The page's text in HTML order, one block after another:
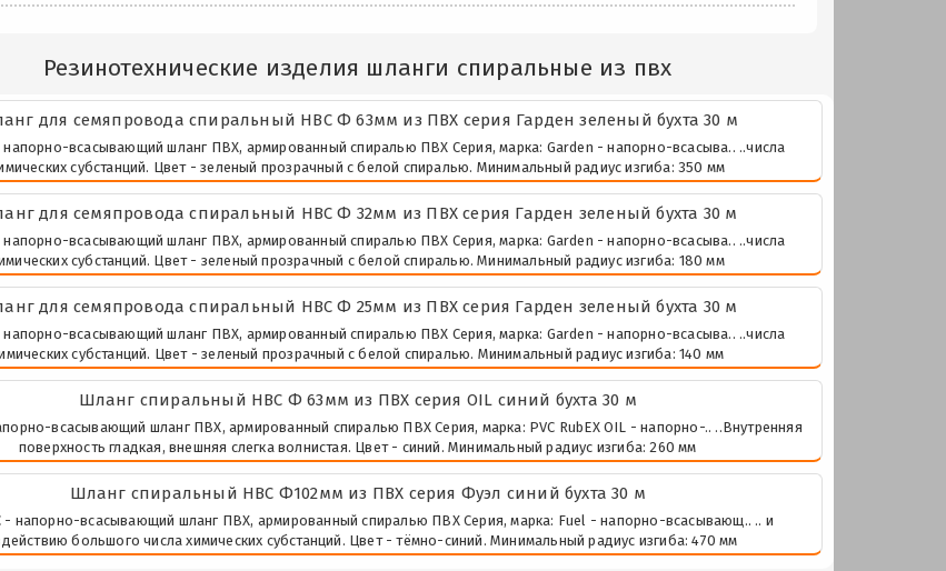
Резинотехнические изделия шланги спиральные из пвх
для семяпровода спиральный НВС Ф 63мм из ПВХ серия Гарден зеленый бухта 30 м
всасывающий шланг ПВХ, армированный спиралью ПВХ Серия, марка: Garden - напорно-всасыва.. ..числа
субстанций. Цвет - зеленый прозрачный с белой спиралью. Минимальный радиус изгиба: 350 мм
для семяпровода спиральный НВС Ф 32мм из ПВХ серия Гарден зеленый бухта 30 м
всасывающий шланг ПВХ, армированный спиралью ПВХ Серия, марка: Garden - напорно-всасыва.. ..числа
субстанций. Цвет - зеленый прозрачный с белой спиралью. Минимальный радиус изгиба: 180 мм
для семяпровода спиральный НВС Ф 25мм из ПВХ серия Гарден зеленый бухта 30 м
всасывающий шланг ПВХ, армированный спиралью ПВХ Серия, марка: Garden - напорно-всасыва.. ..числа
субстанций. Цвет - зеленый прозрачный с белой спиралью. Минимальный радиус изгиба: 140 мм
Шланг спиральный НВС Ф 63мм из ПВХ серия OIL синий бухта 30 м
всасывающий шланг ПВХ, армированный спиралью ПВХ Серия, марка: PVC RubEX OIL - напорно-.. ..Внутренняя
поверхность гладкая, внешняя слегка волнистая. Цвет - синий. Минимальный радиус изгиба: 260 мм
Шланг спиральный НВС Ф102мм из ПВХ серия Фуэл синий бухта 30 м
- напорно-всасывающий шланг ПВХ, армированный спиралью ПВХ Серия, марка: Fuel - напорно-всасывающ.. .. и
большого числа химических субстанций. Цвет - тёмно-синий. Минимальный радиус изгиба: 470 мм